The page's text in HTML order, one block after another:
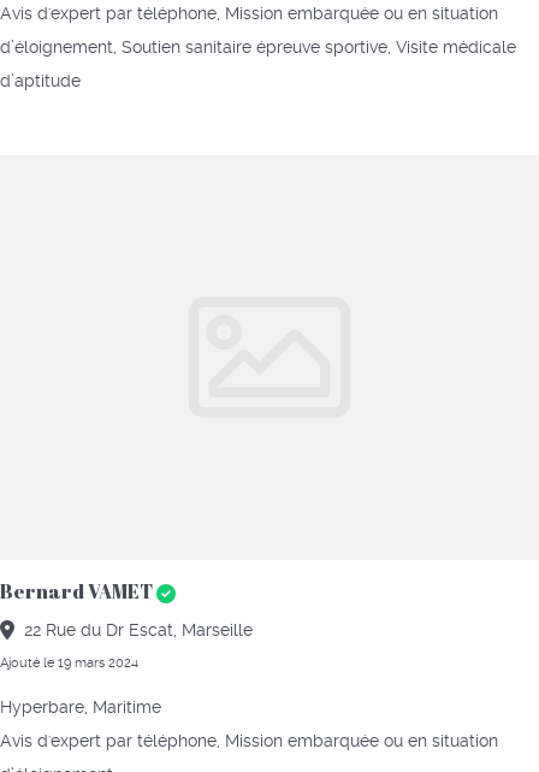
Avis d'expert par téléphone, Mission embarquée ou en situation
d’éloignement, Soutien sanitaire épreuve sportive, Visite médicale
d’aptitude
Bernard VAMET
22 Rue du Dr Escat, Marseille
Ajouté le 19 mars 2024
Hyperbare, Maritime
Avis d'expert par téléphone, Mission embarquée ou en situation